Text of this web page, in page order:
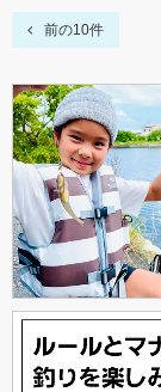
前の10件